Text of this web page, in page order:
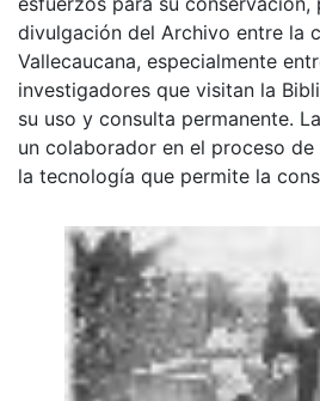
divulgación del Archivo entre la
Vallecaucana, especialmente
investigadores que visitan la
su uso y consulta permanente.
un colaborador en el proceso
la tecnología que permite la